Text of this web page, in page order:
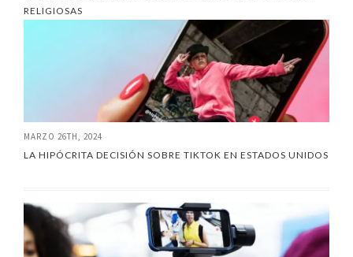
RELIGIOSAS
MARZO 26TH, 2024
LA HIPÓCRITA DECISIÓN SOBRE TIKTOK EN ESTADOS UNIDOS